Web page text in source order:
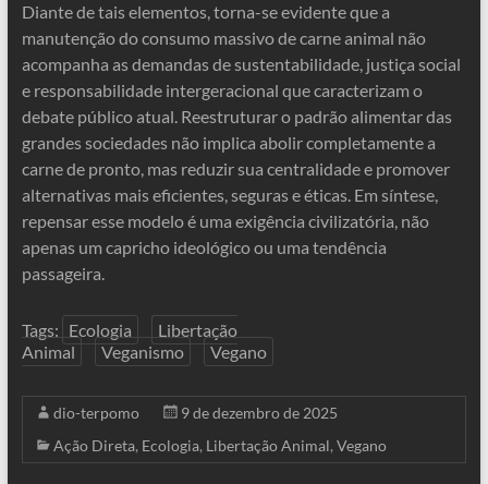
Diante de tais elementos, torna-se evidente que a
manutenção do consumo massivo de carne animal não
acompanha as demandas de sustentabilidade, justiça social
e responsabilidade intergeracional que caracterizam o
debate público atual. Reestruturar o padrão alimentar das
grandes sociedades não implica abolir completamente a
carne de pronto, mas reduzir sua centralidade e promover
alternativas mais eficientes, seguras e éticas. Em síntese,
repensar esse modelo é uma exigência civilizatória, não
apenas um capricho ideológico ou uma tendência
passageira.
Tags: Ecologia
Libertação
Animal
Veganismo Vegano
dio-terpomo
9 de dezembro de 2025
Ação Direta, Ecologia, Libertação Animal,Vegano